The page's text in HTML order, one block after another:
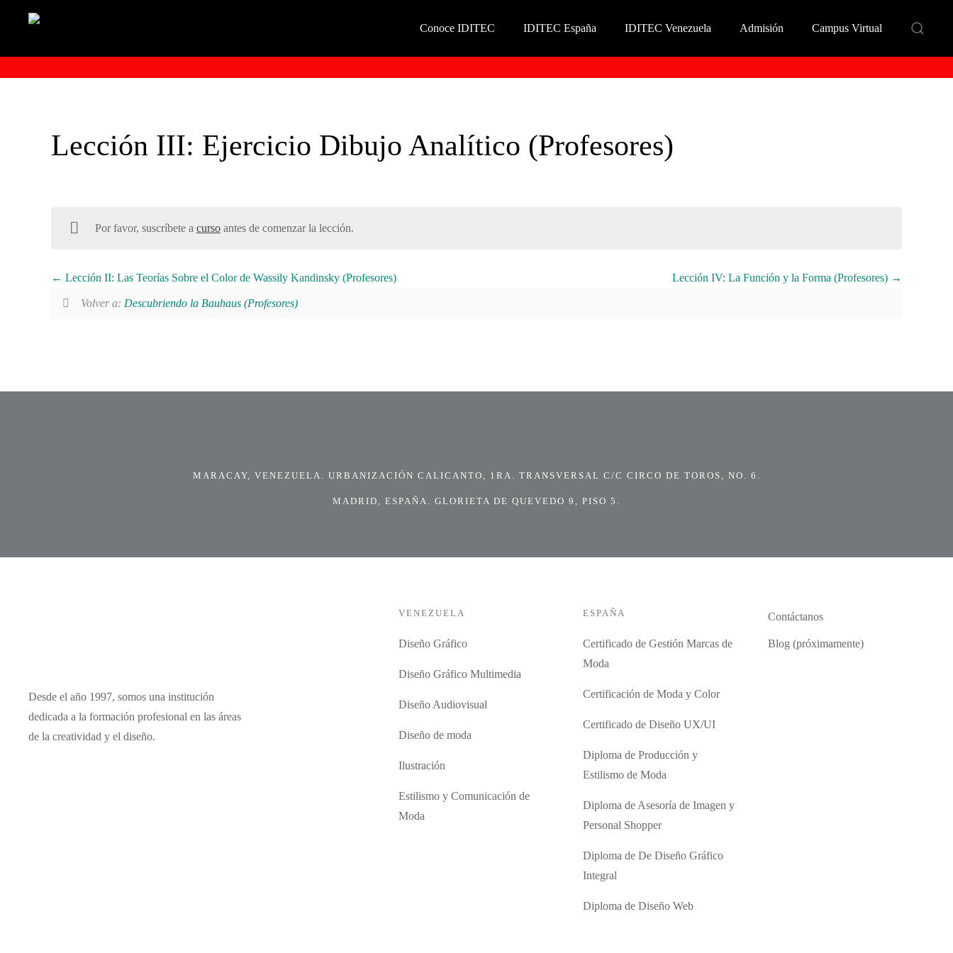
Conoce IDITEC IDITEC España IDITEC Venezuela Admisión Campus Virtual
Lección III: Ejercicio Dibujo Analítico (Profesores)
Por favor, suscríbete a cursoantes de comenzar la lección.
Lección II: Las Teorías Sobre el Color de Wassily Kandinsky (Profesores) Lección IV: La Función y la Forma (Profesores)
Volver a: Descubriendo la Bauhaus (Profesores)
MARACAY, VENEZUELA. URBANIZACIÓN CALICANTO, 1RA. TRANSVERSAL C/C CIRCO DE TOROS, NO. 6.
MADRID, ESPAÑA. GLORIETA DE QUEVEDO 9, PISO 5.
Desde el año 1997, somos una institución
dedicada a la formación profesional en las áreas
de la creatividad y el diseño.
VENEZUELA
Diseño Gráfico
Diseño Gráfico Multimedia
Diseño Audiovisual
Diseño de moda
Ilustración
Estilismo y Comunicación de
Moda
ESPAÑA
Certificado de Gestión Marcas de
Moda
Certificación de Moda y Color
Certificado de Diseño UX/UI
Diploma de Producción y
Estilismo de Moda
Diploma de Asesoría de Imagen y
Personal Shopper
Diploma de De Diseño Gráfico
Integral
Diploma de Diseño Web
Contáctanos
Blog (próximamente)